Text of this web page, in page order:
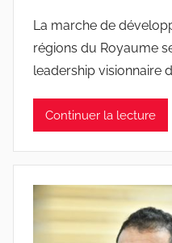
La marche de
régions du Royaume
leadership visionnaire
Continuer la lecture